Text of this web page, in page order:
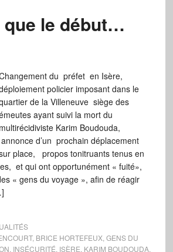
que le début…
du préfet en Isère,
policier imposant dans le
de la Villeneuve siège des
ayant suivi la mort du
multirécidiviste Karim Boudouda,
annonce d’un prochain déplacement
place, propos tonitruants tenus en
et qui ont opportunément « fuité»,
« gens du voyage », afin de réagir
, BRICE HORTEFEUX, GENS DU
INSÉCURITÉ ISÈRE KARIM BOUDOUDA,